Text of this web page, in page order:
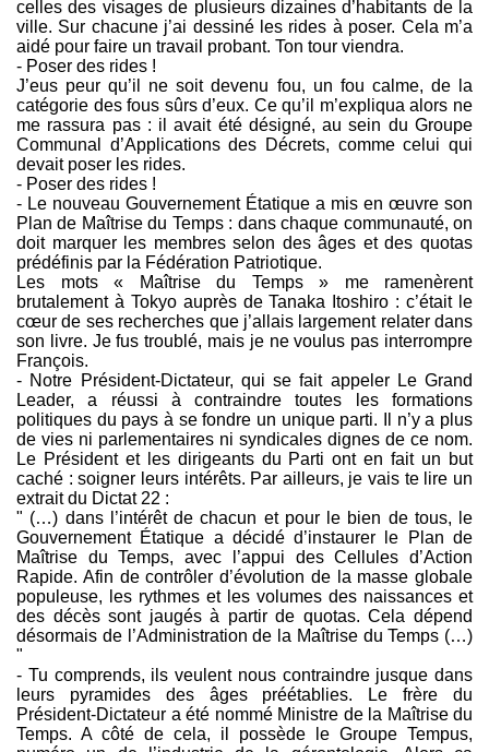
celles des visages de plusieurs dizaines d’habitants de la
ville. Sur chacune j’ai dessiné les rides à poser. Cela m’a
aidé pour faire un travail probant. Ton tour viendra.
- Poser des rides !
J’eus peur qu’il ne soit devenu fou, un fou calme, de la
catégorie des fous sûrs d’eux. Ce qu’il m’expliqua alors ne
me rassura pas : il avait été désigné, au sein du Groupe
Communal d’Applications des Décrets, comme celui qui
devait poser les rides.
- Poser des rides !
- Le nouveau Gouvernement Étatique a mis en œuvre son
Plan de Maîtrise du Temps : dans chaque communauté, on
doit marquer les membres selon des âges et des quotas
prédéfinis par la Fédération Patriotique.
Les mots « Maîtrise du Temps » me ramenèrent
brutalement à Tokyo auprès de Tanaka Itoshiro : c’était le
cœur de ses recherches que j’allais largement relater dans
son livre. Je fus troublé, mais je ne voulus pas interrompre
François.
- Notre Président-Dictateur, qui se fait appeler Le Grand
Leader, a réussi à contraindre toutes les formations
politiques du pays à se fondre un unique parti. Il n’y a plus
de vies ni parlementaires ni syndicales dignes de ce nom.
Le Président et les dirigeants du Parti ont en fait un but
caché : soigner leurs intérêts. Par ailleurs, je vais te lire un
extrait du Dictat 22 :
" (…) dans l’intérêt de chacun et pour le bien de tous, le
Gouvernement Étatique a décidé d’instaurer le Plan de
Maîtrise du Temps, avec l’appui des Cellules d’Action
Rapide. Afin de contrôler d’évolution de la masse globale
populeuse, les rythmes et les volumes des naissances et
des décès sont jaugés à partir de quotas. Cela dépend
désormais de l’Administration de la Maîtrise du Temps (…)
"
- Tu comprends, ils veulent nous contraindre jusque dans
leurs pyramides des âges préétablies. Le frère du
Président-Dictateur a été nommé Ministre de la Maîtrise du
Temps. A côté de cela, il possède le Groupe Tempus,